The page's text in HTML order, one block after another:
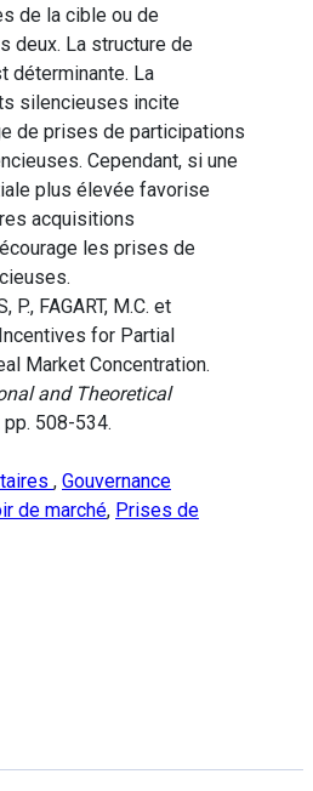
de la cible ou de
deux. La structure de
déterminante. La
silencieuses incite
de prises de participations
Cependant, si une
plus élevée favorise
acquisitions
les prises de
P., FAGART, M.C. et
for Partial
Market Concentration.
and Theoretical
pp. 508-534.
, Gouvernance
de marché, Prises de